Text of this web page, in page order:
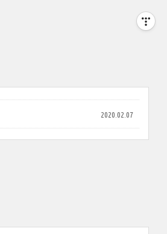
2020.02.07